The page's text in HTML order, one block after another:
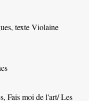
texte Violaine
Fais moi de l'art/ Les